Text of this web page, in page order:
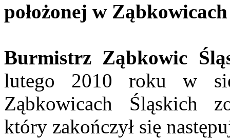
położonej w
Burmistrz Ząbkowic
lutego 2010 roku w
Ząbkowicach Śląskich
który zakończył się